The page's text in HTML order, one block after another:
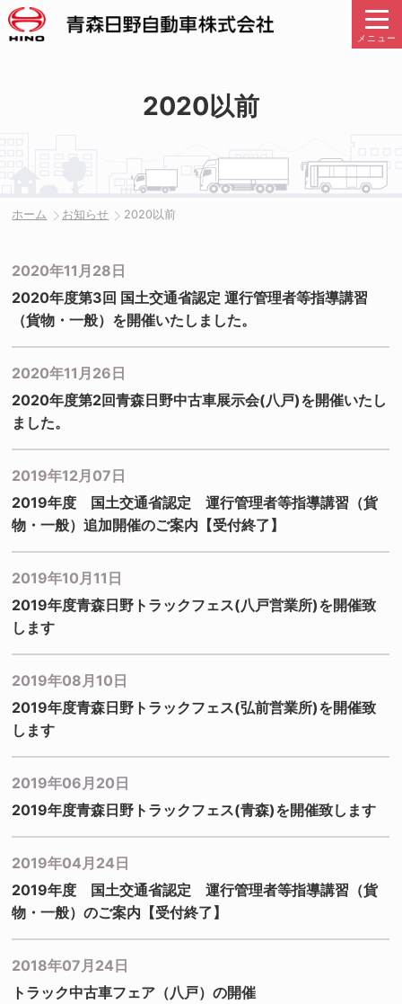
メニュー
2020以前
ホーム お知らせ 2020以前
2020年11月28日
2020年度第3回 国土交通省認定 運行管理者等指導講習
（貨物・一般）を開催いたしました。
2020年11月26日
2020年度第2回青森日野中古車展示会(八戸)を開催いたし
ました。
2019年12月07日
2019年度 国土交通省認定 運行管理者等指導講習（貨
物・一般）追加開催のご案内【受付終了】
2019年10月11日
2019年度青森日野トラックフェス(八戸営業所)を開催致
します
2019年08月10日
2019年度青森日野トラックフェス(弘前営業所)を開催致
します
2019年06月20日
2019年度青森日野トラックフェス(青森)を開催致します
2019年04月24日
2019年度 国土交通省認定 運行管理者等指導講習（貨
物・一般）のご案内【受付終了】
2018年07月24日
トラック中古車フェア（八戸）の開催